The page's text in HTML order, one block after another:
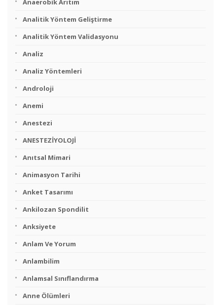
Anaerobik Arıtım
Analitik Yöntem Geliştirme
Analitik Yöntem Validasyonu
Analiz
Analiz Yöntemleri
Androloji
Anemi
Anestezi
ANESTEZİYOLOJİ
Anıtsal Mimari
Animasyon Tarihi
Anket Tasarımı
Ankilozan Spondilit
Anksiyete
Anlam Ve Yorum
Anlambilim
Anlamsal Sınıflandırma
Anne Ölümleri